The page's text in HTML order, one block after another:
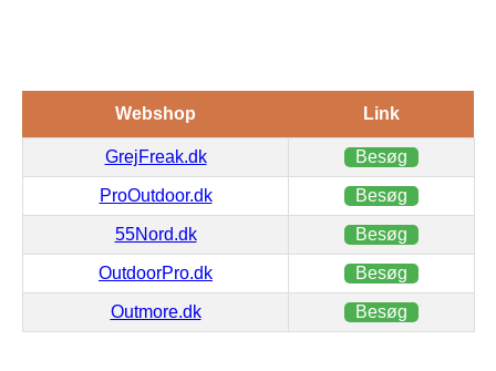
Webshop Link
GrejFreak.dk Besøg
ProOutdoor.dk Besøg
55Nord.dk Besøg
OutdoorPro.dk Besøg
Outmore.dk Besøg